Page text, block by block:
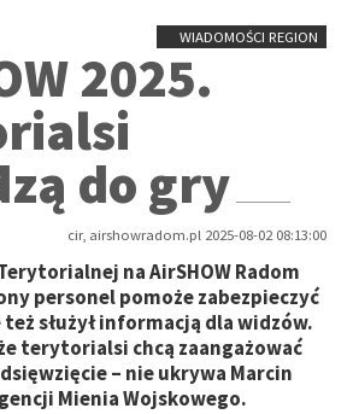
WIADOMOŚCI REGION
2025.
do gry
cir, airshowradom.pl 2025-08-02 08:13:00
na AirSHOW Radom
personel pomoże zabezpieczyć
służył informacją dla widzów.
terytorialsi chcą zaangażować
– nie ukrywa Marcin
Mienia Wojskowego.